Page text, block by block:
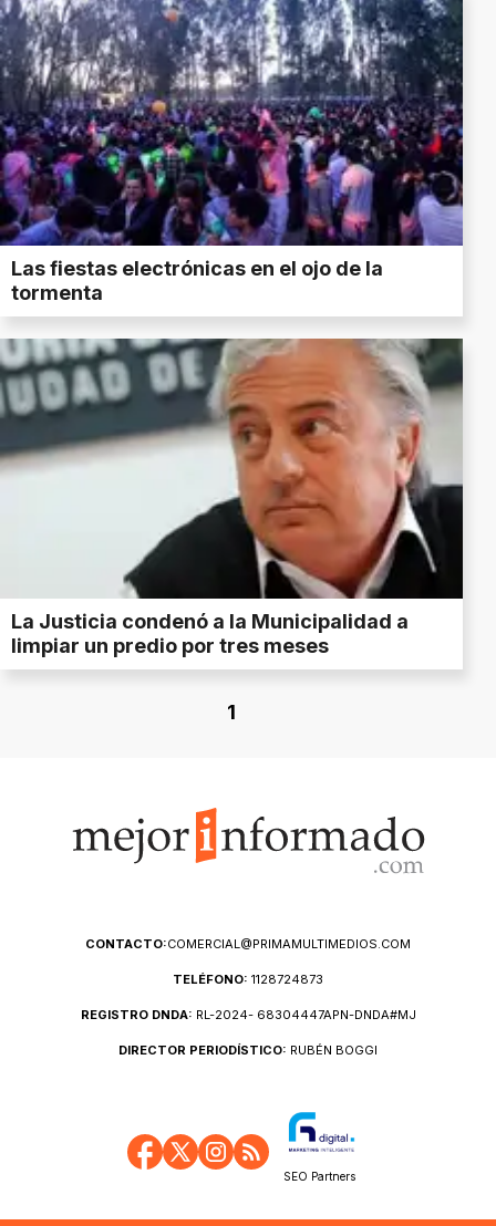
Las fiestas electrónicas en el ojo de la
tormenta
La Justicia condenó a la Municipalidad a
limpiar un predio por tres meses
1
CONTACTO:COMERCIAL@PRIMAMULTIMEDIOS.COM
TELÉFONO: 1128724873
REGISTRO DNDA: RL-2024- 68304447APN-DNDA#MJ
DIRECTOR PERIODÍSTICO: RUBÉN BOGGI
SEO Partners